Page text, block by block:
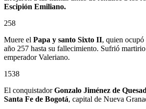
Escipión Emiliano.
258
Muere el Papa y santo Sixto II, quien
año 257 hasta su fallecimiento. Sufrió
emperador Valeriano.
1538
El conquistadorGonzalo Jiménez de
Santa Fe de Bogotá, capital de Nueva